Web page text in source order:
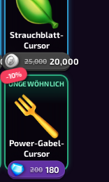
Strauchblatt-
Cursor
25,000 20,000
UNGEWÖHNLICH
Power-Gabel-
Cursor
200 180
-10%